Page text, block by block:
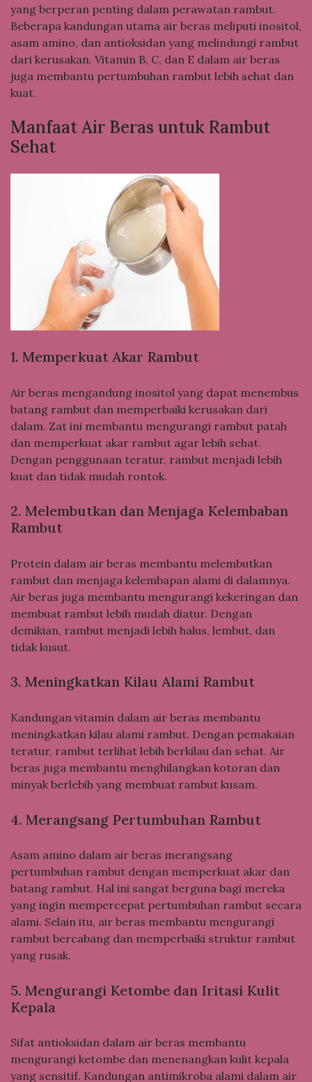
yang berperan penting dalam perawatan rambut.
Beberapa kandungan utama air beras meliputi inositol,
asam amino, dan antioksidan yang melindungi rambut
dari kerusakan. Vitamin B, C, dan E dalam air beras
juga membantu pertumbuhan rambut lebih sehat dan
kuat.
Manfaat Air Beras untuk Rambut
Sehat
1. Memperkuat Akar Rambut
Air beras mengandung inositol yang dapat menembus
batang rambut dan memperbaiki kerusakan dari
dalam. Zat ini membantu mengurangi rambut patah
dan memperkuat akar rambut agar lebih sehat.
Dengan penggunaan teratur, rambut menjadi lebih
kuat dan tidak mudah rontok.
2. Melembutkan dan Menjaga Kelembaban
Rambut
Protein dalam air beras membantu melembutkan
rambut dan menjaga kelembapan alami di dalamnya.
Air beras juga membantu mengurangi kekeringan dan
membuat rambut lebih mudah diatur. Dengan
demikian, rambut menjadi lebih halus, lembut, dan
tidak kusut.
3. Meningkatkan Kilau Alami Rambut
Kandungan vitamin dalam air beras membantu
meningkatkan kilau alami rambut. Dengan pemakaian
teratur, rambut terlihat lebih berkilau dan sehat. Air
beras juga membantu menghilangkan kotoran dan
minyak berlebih yang membuat rambut kusam.
4. Merangsang Pertumbuhan Rambut
Asam amino dalam air beras merangsang
pertumbuhan rambut dengan memperkuat akar dan
batang rambut. Hal ini sangat berguna bagi mereka
yang ingin mempercepat pertumbuhan rambut secara
alami. Selain itu, air beras membantu mengurangi
rambut bercabang dan memperbaiki struktur rambut
yang rusak.
5. Mengurangi Ketombe dan Iritasi Kulit
Kepala
Sifat antioksidan dalam air beras membantu
mengurangi ketombe dan menenangkan kulit kepala
yang sensitif. Kandungan antimikroba alami dalam air